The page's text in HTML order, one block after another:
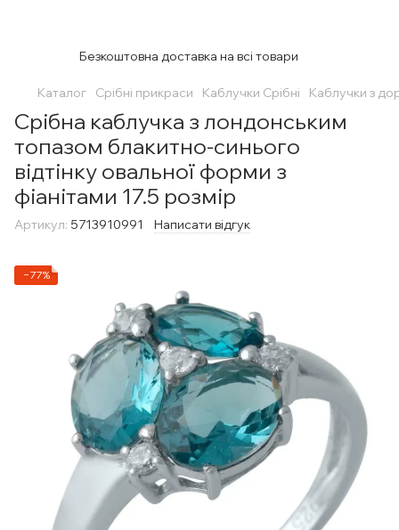
Безкоштовна доставка на всі товари
Каталог Срібні прикраси Каблучки Срібні Каблучки з
Срібна каблучка з лондонським
топазом блакитно-синього
відтінку овальної форми з
фіанітами 17.5 розмір
Артикул: 5713910991 Написати відгук
−77%